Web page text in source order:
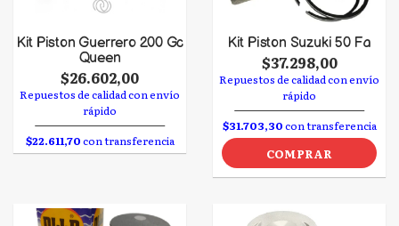
Kit Piston Guerrero 200 Gc
Queen
$26.602,00
Repuestos de calidad con envío
rápido
$22.611,70con transferencia
Kit Piston Suzuki 50 Fa
$37.298,00
Repuestos de calidad con envío
rápido
$31.703,30con transferencia
COMPRAR